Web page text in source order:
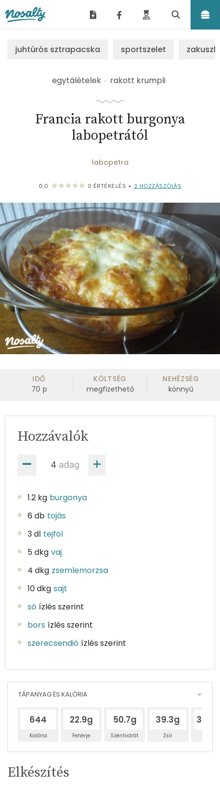
juhtúrós sztrapacska sportszelet
egytálételek rakott krumpli
Francia rakott burgonya
labopetrától
labopetra
0,0 0 ÉRTÉKELÉS • 2 HOZZÁSZÓLÁS
IDŐ
70 p
KÖLTSÉG
megfizethető
NEHÉZSÉG
könnyű
adag
Hozzávalók
1.2 kg burgonya
6 db tojás
3 dl tejföl
5 dkg vaj
4 dkg zsemlemorzsa
10 dkg sajt
só ízlés szerint
bors ízlés szerint
szerecsendió ízlés szerint
TÁPANYAG ÉS KALÓRIA
644
Kalória
22.9g
Fehérje
50.7g
Szénhidrát
39.3g
Zsír
Egy
adagban
TÁPANYAGTARTALOM
Elkészítés